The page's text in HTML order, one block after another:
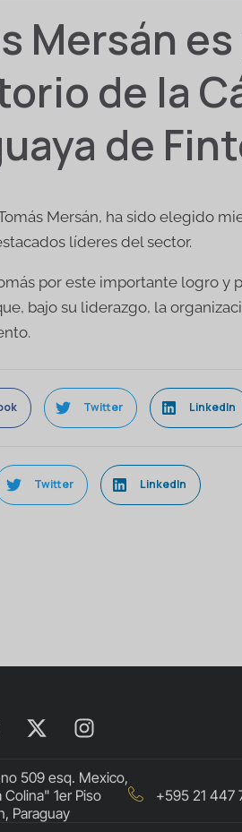
Mersán
de la
de
Mersán, ha sido elegido
líderes del sector.
por este importante logro y
bajo su liderazgo, la
Twitter LinkedIn
Twitter LinkedIn
509 esq. Mexico,
1er Piso
Paraguay
+595 21 447